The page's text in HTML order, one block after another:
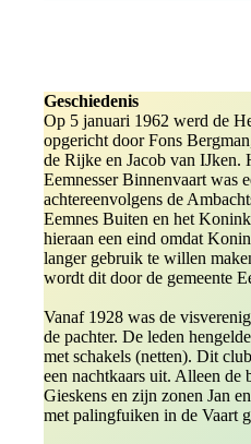
Geschiedenis
Op 5 januari 1962 werd de
opgericht door Fons
de Rijke en Jacob van IJken.
Eemnesser Binnenvaart was
achtereenvolgens de
Eemnes Buiten en het
hieraan een eind omdat
langer gebruik te willen
wordt dit door de gemeente
Vanaf 1928 was de
de pachter. De leden
met schakels (netten). Dit
een nachtkaars uit. Alleen de
Gieskens en zijn zonen Jan
met palingfuiken in de Vaart